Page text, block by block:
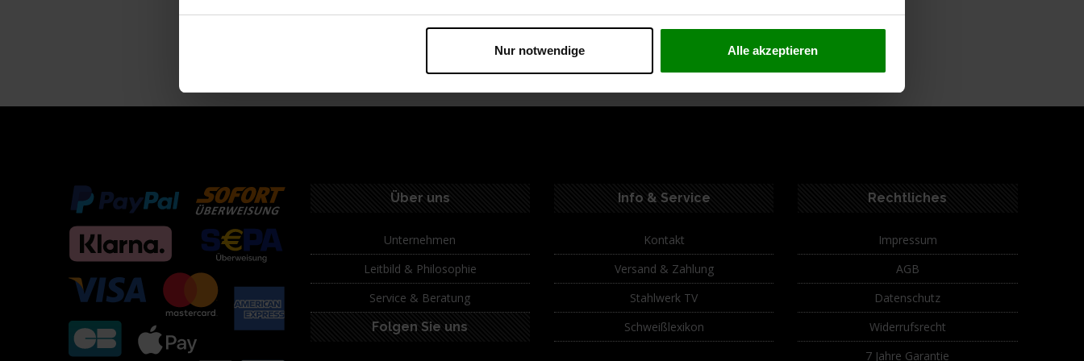
Nur notwendige Alle akzeptieren
Spezifikationen Technische Daten Lieferumfang
Über uns
Unternehmen
Leitbild & Philosophie
Service & Beratung
Folgen Sie uns
Info & Service
Kontakt
Versand & Zahlung
Stahlwerk TV
Schweißlexikon
Rechtliches
Impressum
AGB
Datenschutz
Widerrufsrecht
7 Jahre Garantie